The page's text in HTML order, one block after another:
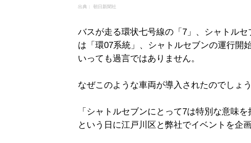
出典： 朝日新聞社
バスが走る環状七号線の「7」、シャトル
は「環07系統」、シャトルセブンの運行開
いっても過言ではありません。
なぜこのような車両が導入されたのでしょ
「シャトルセブンにとって7は特別な意味
という日に江戸川区と弊社でイベントを企